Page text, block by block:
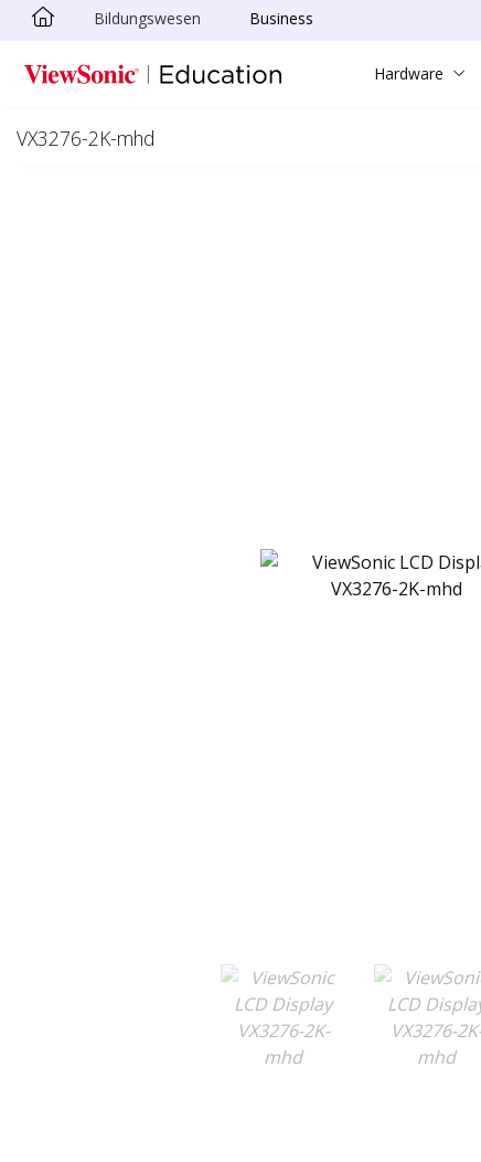
Skip to main content
Bildungswesen Business
Hardware
VX3276-2K-mhd